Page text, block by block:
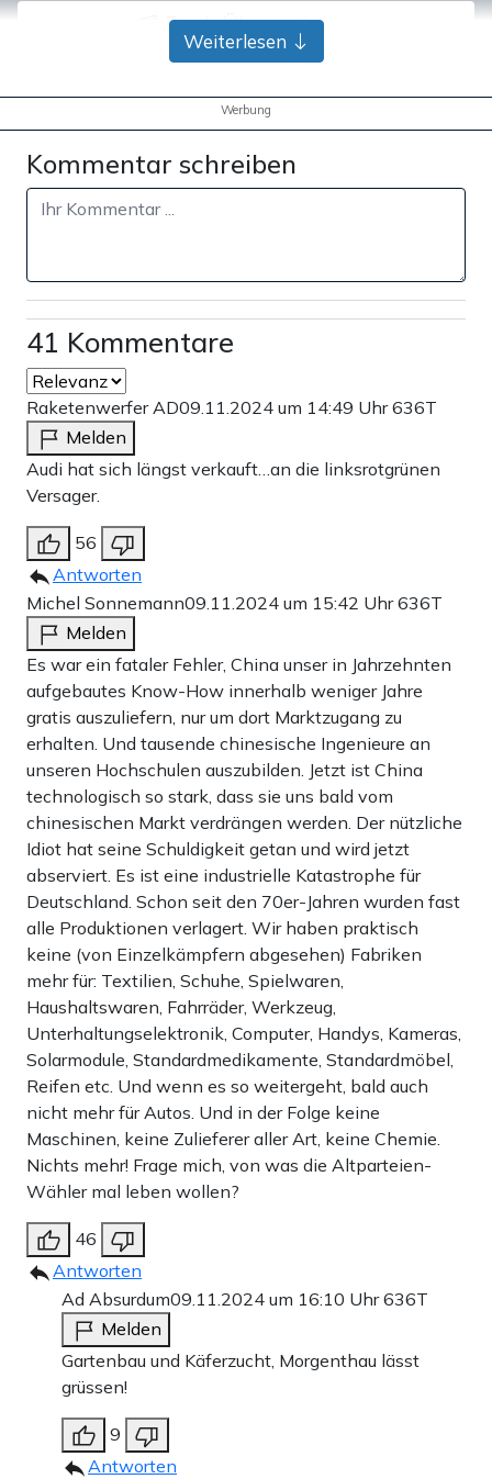
Bank-Überweisung
Weiterlesen
Werbung
Kommentar schreiben
41 Kommentare
Raketenwerfer AD09.11.2024 um 14:49 Uhr636T
Melden
Audi hat sich längst verkauft…an die linksrotgrünen
Versager.
56
Antworten
Michel Sonnemann09.11.2024 um 15:42 Uhr636T
Melden
Es war ein fataler Fehler, China unser in Jahrzehnten
aufgebautes Know-How innerhalb weniger Jahre
gratis auszuliefern, nur um dort Marktzugang zu
erhalten. Und tausende chinesische Ingenieure an
unseren Hochschulen auszubilden. Jetzt ist China
technologisch so stark, dass sie uns bald vom
chinesischen Markt verdrängen werden. Der nützliche
Idiot hat seine Schuldigkeit getan und wird jetzt
abserviert. Es ist eine industrielle Katastrophe für
Deutschland. Schon seit den 70er-Jahren wurden fast
alle Produktionen verlagert. Wir haben praktisch
keine (von Einzelkämpfern abgesehen) Fabriken
mehr für: Textilien, Schuhe, Spielwaren,
Haushaltswaren, Fahrräder, Werkzeug,
Unterhaltungselektronik, Computer, Handys, Kameras,
Solarmodule, Standardmedikamente, Standardmöbel,
Reifen etc. Und wenn es so weitergeht, bald auch
nicht mehr für Autos. Und in der Folge keine
Maschinen, keine Zulieferer aller Art, keine Chemie.
Nichts mehr! Frage mich, von was die Altparteien-
Wähler mal leben wollen?
46
Antworten
Ad Absurdum09.11.2024 um 16:10 Uhr636T
Melden
Gartenbau und Käferzucht, Morgenthau lässt
grüssen!
9
Antworten